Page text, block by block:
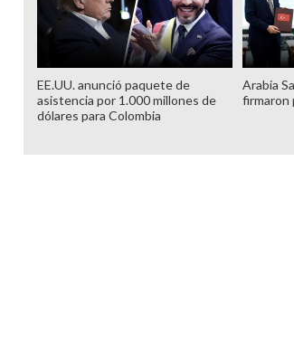
EE.UU. anunció paquete de
asistencia por 1.000 millones de
dólares para Colombia
Arabia
firmaron